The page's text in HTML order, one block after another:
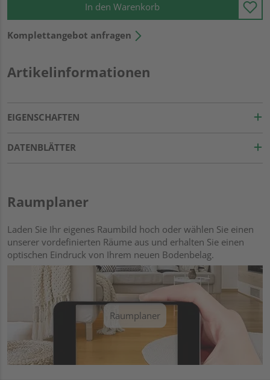
In den Warenkorb
Komplettangebot anfragen
Artikelinformationen
EIGENSCHAFTEN
DATENBLÄTTER
Raumplaner
Laden Sie Ihr eigenes Raumbild hoch oder wählen Sie einen
unserer vordefinierten Räume aus und erhalten Sie einen
optischen Eindruck von Ihrem neuen Bodenbelag.
Raumplaner